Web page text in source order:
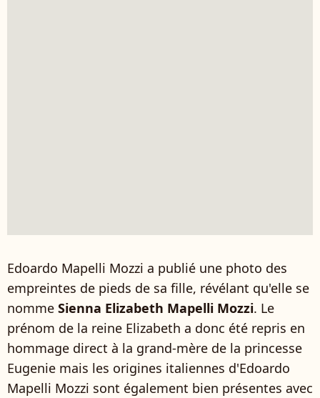
Edoardo Mapelli Mozzi a publié une photo des
empreintes de pieds de sa fille, révélant qu'elle se
nomme Sienna Elizabeth Mapelli Mozzi. Le
prénom de la reine Elizabeth a donc été repris en
hommage direct à la grand-mère de la princesse
Eugenie mais les origines italiennes d'Edoardo
Mapelli Mozzi sont également bien présentes avec